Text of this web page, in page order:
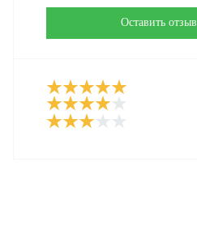
Оставить отзыв